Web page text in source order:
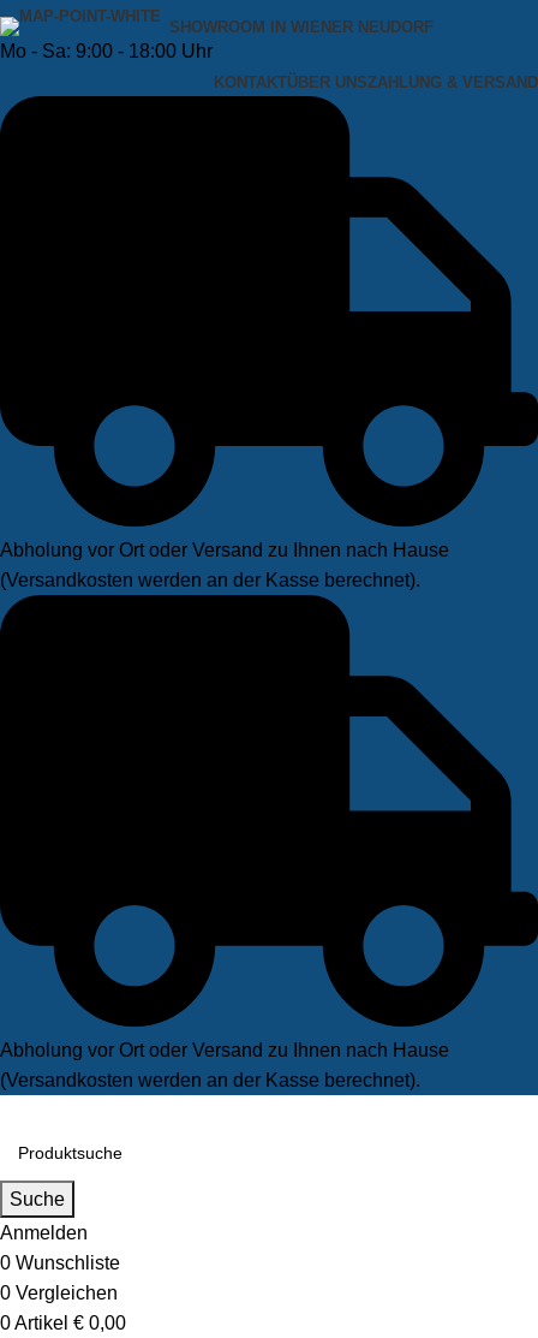
SHOWROOM IN WIENER NEUDORF
Mo - Sa: 9:00 - 18:00 Uhr
KONTAKTÜBER UNSZAHLUNG & VERSAND
Abholung vor Ort oder Versand zu Ihnen nach Hause
(Versandkosten werden an der Kasse berechnet).
Abholung vor Ort oder Versand zu Ihnen nach Hause
(Versandkosten werden an der Kasse berechnet).
Suche
Anmelden
0 Wunschliste
0 Vergleichen
0Artikel € 0,00